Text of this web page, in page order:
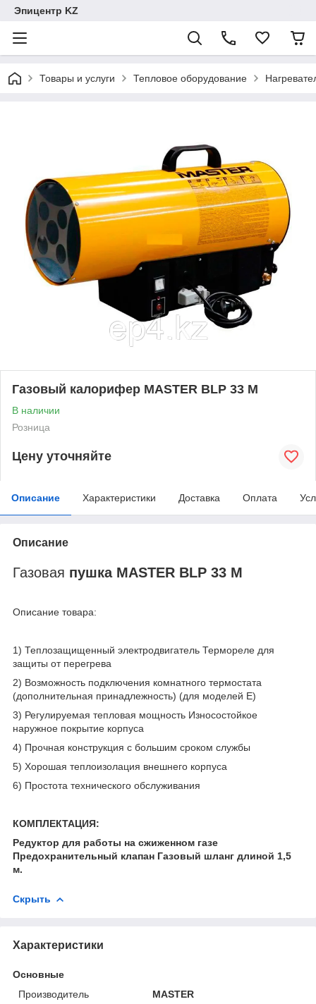
Эпицентр KZ
Товары и услуги Тепловое оборудование
Газовый калорифер MASTER BLP 33 M
В наличии
Розница
Цену уточняйте
Описание Характеристики Доставка Оплата
Описание
Газовая пушка MASTER BLP 33 M
Описание товара:
1) Теплозащищенный электродвигатель Термореле для
защиты от перегрева
2) Возможность подключения комнатного термостата
(дополнительная принадлежность) (для моделей Е)
3) Регулируемая тепловая мощность Износостойкое
наружное покрытие корпуса
4) Прочная конструкция с большим сроком службы
5) Хорошая теплоизолация внешнего корпуса
6) Простота технического обслуживания
КОМПЛЕКТАЦИЯ:
Редуктор для работы на cжиженном газе
Предохранительный клапан Газовый шланг длиной 1,5
м.
Скрыть
Характеристики
Основные
Производитель
MASTER